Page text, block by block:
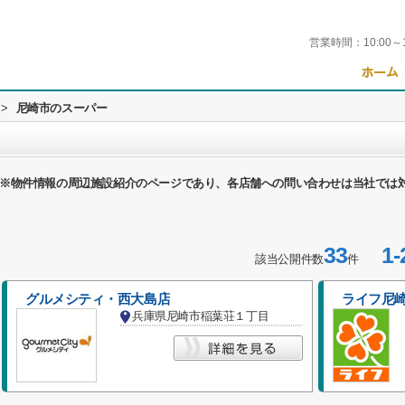
営業時間： 10:00～
> 尼崎市のスーパー
※物件情報の周辺施設紹介のページであり、各店舗への問い合わせは当社では
該当公開件数33件1-
グルメシティ・西大島店
兵庫県尼崎市稲葉荘１丁目
ライフ尼